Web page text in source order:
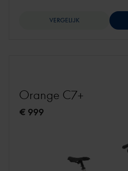
VERGELIJK
Orange C7+
€ 999